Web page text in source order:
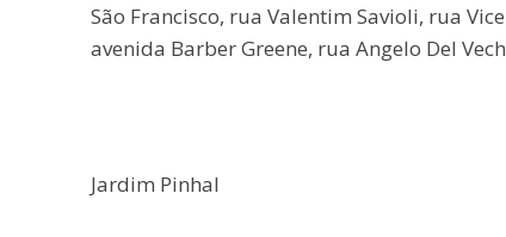
São Francisco, rua Valentim Savioli, rua
avenida Barber Greene, rua Angelo Del
Jardim Pinhal